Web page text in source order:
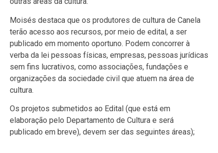
Moisés destaca que os produtores de cultura de Canela
terão acesso aos recursos, por meio de edital, a ser
publicado em momento oportuno. Podem concorrer à
verba da lei pessoas físicas, empresas, pessoas jurídicas
sem fins lucrativos, como associações, fundações e
organizações da sociedade civil que atuem na área de
cultura.
Os projetos submetidos ao Edital (que está em
elaboração pelo Departamento de Cultura e será
publicado em breve), devem ser das seguintes áreas);